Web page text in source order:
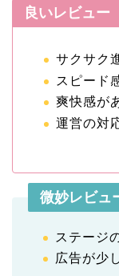
良いレビュー
サクサク
スピード
爽快感が
運営の対
微妙レビュ
ステージ
広告が少